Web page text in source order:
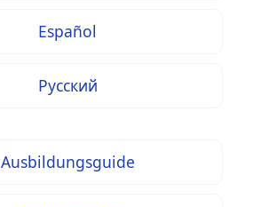
Español
Русский
Ausbildungsguide